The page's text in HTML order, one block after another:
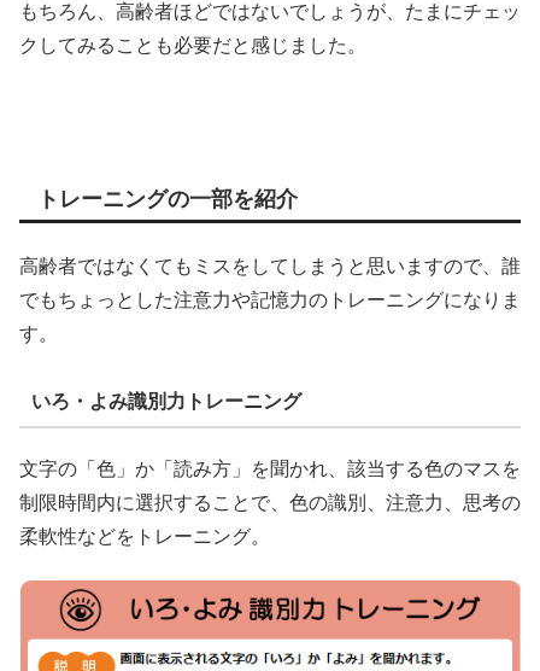
もちろん、高齢者ほどではないでしょうが、たまにチェッ
クしてみることも必要だと感じました。
トレーニングの一部を紹介
高齢者ではなくてもミスをしてしまうと思いますので、誰
でもちょっとした注意力や記憶力のトレーニングになりま
す。
いろ・よみ識別力トレーニング
文字の「色」か「読み方」を聞かれ、該当する色のマスを
制限時間内に選択することで、色の識別、注意力、思考の
柔軟性などをトレーニング。